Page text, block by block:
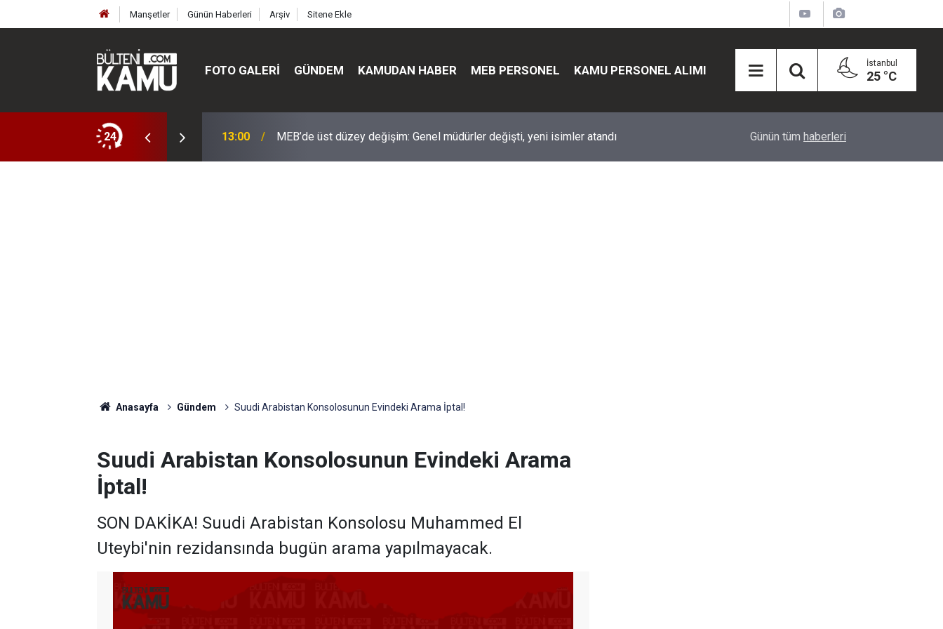
Manşetler Günün Haberleri Arşiv Sitene Ekle
FOTO GALERI GÜNDEM KAMUDAN HABER MEB PERSONEL KAMU PERSONEL ALIMI İstanbul
25 °C
24
ve enstitüler kuruldu, bazıları kapatıldı 13:00 MEB’de üst düzey değişim: Genel müdürler değişti, yeni isimler atandı Eğiti Bir Sen'den Kadınlar İçin Olay Teklif:
Günün tüm haberleri
Anasayfa Gündem Suudi Arabistan Konsolosunun Evindeki Arama İptal!
Suudi Arabistan Konsolosunun Evindeki Arama
İptal!
SON DAKİKA! Suudi Arabistan Konsolosu Muhammed El
Uteybi'nin rezidansında bugün arama yapılmayacak.